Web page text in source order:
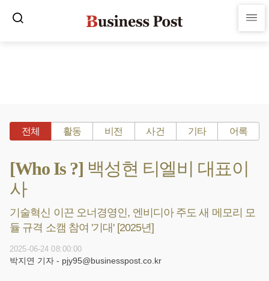
전체 활동 비전 사건 기타 어록
[Who Is ?] 백성현 티엘비 대표이
사
기술혁신 이끈 오너경영인, 엔비디아 주도 새 메모리 모
듈 규격 소캠 참여 '기대' [2025년]
2025-06-24 08:00:00
박지연 기자 - pjy95@businesspost.co.kr